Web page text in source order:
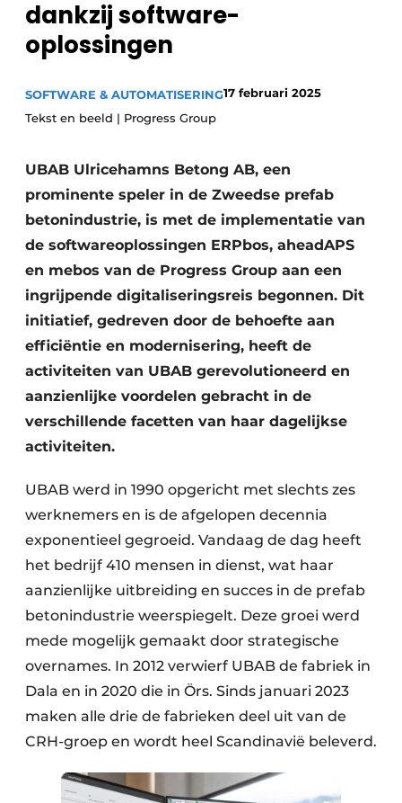
Privacy / Cookie statement
Vacature aanmelden
dankzij software-
oplossingen
SOFTWARE & AUTOMATISERING17 februari 2025
Tekst en beeld | Progress Group
UBAB Ulricehamns Betong AB, een
prominente speler in de Zweedse prefab
betonindustrie, is met de implementatie van
de softwareoplossingen ERPbos, aheadAPS
en mebos van de Progress Group aan een
ingrijpende digitaliseringsreis begonnen. Dit
initiatief, gedreven door de behoefte aan
efficiëntie en modernisering, heeft de
activiteiten van UBAB gerevolutioneerd en
aanzienlijke voordelen gebracht in de
verschillende facetten van haar dagelijkse
activiteiten.
UBAB werd in 1990 opgericht met slechts zes
werknemers en is de afgelopen decennia
exponentieel gegroeid. Vandaag de dag heeft
het bedrijf 410 mensen in dienst, wat haar
aanzienlijke uitbreiding en succes in de prefab
betonindustrie weerspiegelt. Deze groei werd
mede mogelijk gemaakt door strategische
overnames. In 2012 verwierf UBAB de fabriek in
Dala en in 2020 die in Örs. Sinds januari 2023
maken alle drie de fabrieken deel uit van de
CRH-groep en wordt heel Scandinavië beleverd.